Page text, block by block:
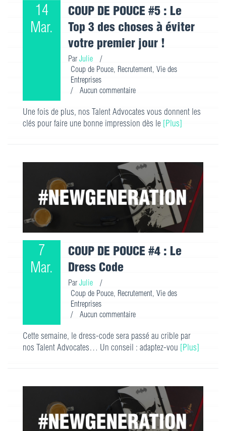
14
Mar.
COUP DE POUCE #5 : Le
Top 3 des choses à éviter
votre premier jour !
Par Julie
/
Coup de Pouce, Recrutement, Vie des
Entreprises
/
Aucun commentaire
Une fois de plus, nos Talent Advocates vous donnent les
clés pour faire une bonne impression dès le [Plus]
7
Mar.
COUP DE POUCE #4 : Le
Dress Code
Par Julie
/
Coup de Pouce, Recrutement, Vie des
Entreprises
/
Aucun commentaire
Cette semaine, le dress-code sera passé au crible par
nos Talent Advocates… Un conseil : adaptez-vou [Plus]